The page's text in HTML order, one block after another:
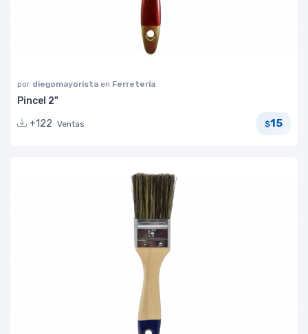
por diegomayorista en Ferretería
Pincel 2"
+122 Ventas $15